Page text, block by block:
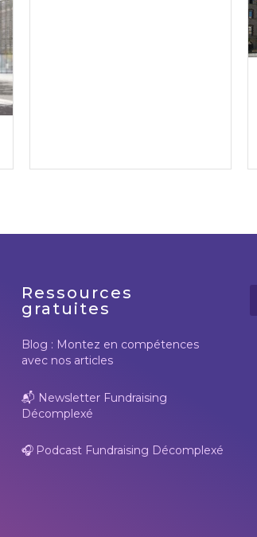
Ressources
gratuites
Blog : Montez en compétences
avec nos articles
📬 Newsletter Fundraising
Décomplexé
🎧 Podcast Fundraising Décomplexé